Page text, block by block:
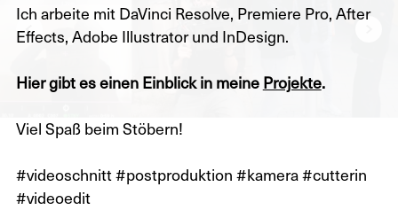
Previous screen
Ich arbeite mit DaVinci Resolve, Premiere Pro, After
Effects, Adobe Illustrator und InDesign.
Hier gibt es einen Einblick in meineProjekte.
Viel Spaß beim Stöbern!
#videoschnitt #postproduktion #kamera #cutterin
#videoedit